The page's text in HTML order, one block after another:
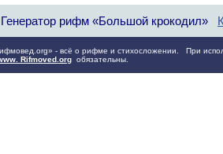
Генератор рифм «Большой крокодил»
- всё о рифме и стихосложении. При
Rifmoved.org обязательны.